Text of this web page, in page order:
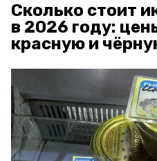
Сколько стоит
в 2026 году:
красную и